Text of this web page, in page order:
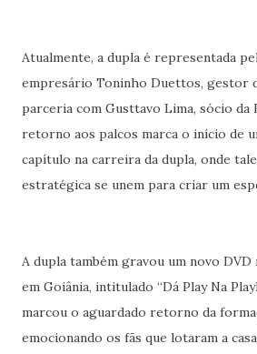
Atualmente, a dupla é representada
empresário Toninho Duettos, gestor
parceria com Gusttavo Lima, sócio da
retorno aos palcos marca o início de
capítulo na carreira da dupla, onde
estratégica se unem para criar um
A dupla também gravou um novo
em Goiânia, intitulado “Dá Play Na
marcou o aguardado retorno da
emocionando os fãs que lotaram a